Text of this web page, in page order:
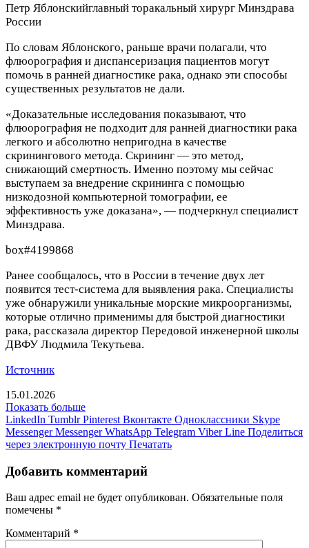
Петр Яблонскийглавный торакальный хирург Минздрава
России
По словам Яблонского, раньше врачи полагали, что
флюорография и диспансеризация пациентов могут
помочь в ранней диагностике рака, однако эти способы
существенных результатов не дали.
«Доказательные исследования показывают, что
флюорография не подходит для ранней диагностики рака
легкого и абсолютно непригодна в качестве
скринингового метода. Скрининг — это метод,
снижающий смертность. Именно поэтому мы сейчас
выступаем за внедрение скрининга с помощью
низкодозной компьютерной томографии, ее
эффективность уже доказана», — подчеркнул специалист
Минздрава.
box#4199868
Ранее сообщалось, что в России в течение двух лет
появится тест-система для выявления рака. Специалисты
уже обнаружили уникальные морские микроорганизмы,
которые отлично применимы для быстрой диагностики
рака, рассказала директор Передовой инженерной школы
ДВФУ Людмила Текутьева.
Источник
15.01.2026
Показать больше
LinkedIn Tumblr Pinterest Вконтакте Одноклассники Skype
Messenger Messenger WhatsApp Telegram Viber Line Поделиться
через электронную почту Печатать
Добавить комментарий
Ваш адрес email не будет опубликован. Обязательные поля
помечены *
Комментарий *